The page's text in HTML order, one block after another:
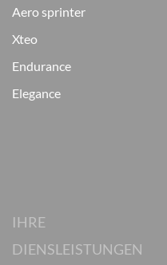
aero sprinter
xteo
endurance
elegance
IHRE
DIENSLEISTUNGEN